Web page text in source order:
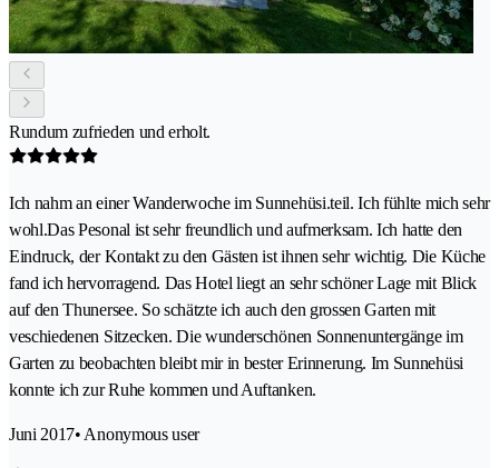
Rundum zufrieden und erholt.
Ich nahm an einer Wanderwoche im Sunnehüsi.teil. Ich fühlte mich sehr
wohl.Das Pesonal ist sehr freundlich und aufmerksam. Ich hatte den
Eindruck, der Kontakt zu den Gästen ist ihnen sehr wichtig. Die Küche
fand ich hervorragend. Das Hotel liegt an sehr schöner Lage mit Blick
auf den Thunersee. So schätzte ich auch den grossen Garten mit
veschiedenen Sitzecken. Die wunderschönen Sonnenuntergänge im
Garten zu beobachten bleibt mir in bester Erinnerung. Im Sunnehüsi
konnte ich zur Ruhe kommen und Auftanken.
Juni 2017• Anonymous user